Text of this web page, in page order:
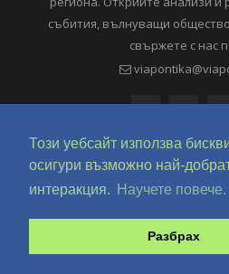
Този уебсайт използва
осигури възможно най-
интеракция.
Научете повече.
Разбрах
събития, вълнуващи
свържете с нас
Copyright © 2018-2024
Development @